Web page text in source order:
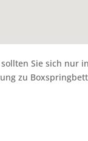
sollten Sie sich nur
zu